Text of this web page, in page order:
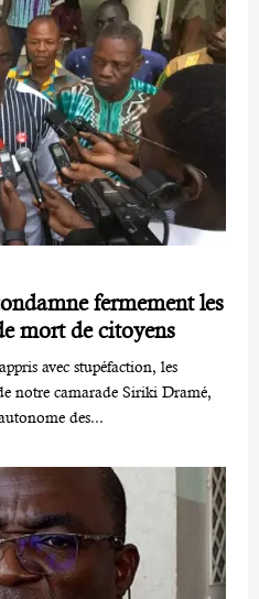
fermement les
mort de citoyens
avec stupéfaction, les
notre camarade Siriki Dramé,
des...